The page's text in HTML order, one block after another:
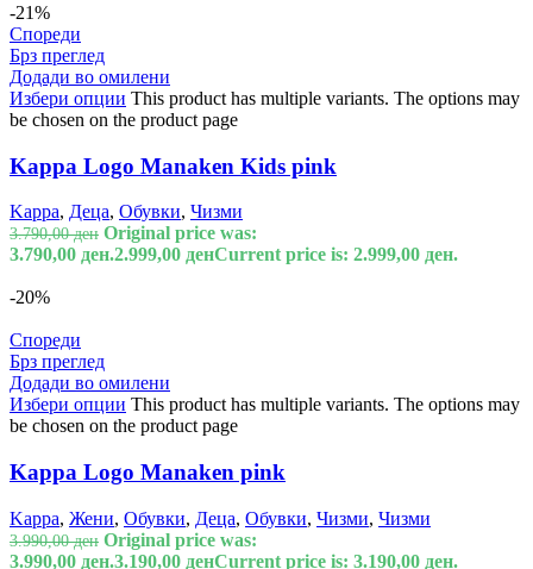
-21%
Спореди
Брз преглед
Додади во омилени
Избери опции This product has multiple variants. The options may
be chosen on the product page
Kappa Logo Manaken Kids pink
Kappa, Деца, Обувки, Чизми
3.790,00ден Original price was:
3.790,00 ден.2.999,00 денCurrent price is: 2.999,00 ден.
-20%
Спореди
Брз преглед
Додади во омилени
Избери опции This product has multiple variants. The options may
be chosen on the product page
Kappa Logo Manaken pink
Kappa, Жени, Обувки, Деца, Обувки, Чизми, Чизми
3.990,00ден Original price was:
3.990,00 ден.3.190,00 денCurrent price is: 3.190,00 ден.